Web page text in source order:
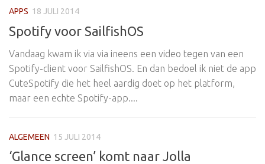
APPS 18 JULI 2014
Spotify voor SailfishOS
Vandaag kwam ik via via ineens een video tegen van een
Spotify-client voor SailfishOS. En dan bedoel ik niet de app
CuteSpotify die het heel aardig doet op het platform,
maar een echte Spotify-app....
ALGEMEEN 15 JULI 2014
‘Glance screen’ komt naar Jolla